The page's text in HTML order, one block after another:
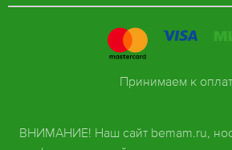
ВНИМАНИЕ! Наш сайт bemam.ru,
Принимаем к